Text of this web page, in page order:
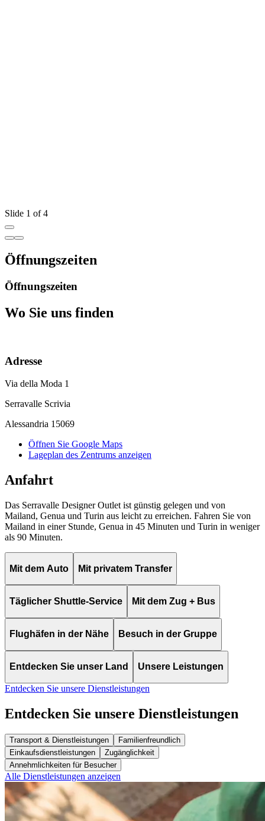
Slide 1 of 4
Öffnungszeiten
Öffnungszeiten
Wo Sie uns finden
Adresse
Via della Moda 1
Serravalle Scrivia
Alessandria 15069
Öffnen Sie Google Maps
Lageplan des Zentrums anzeigen
Anfahrt
Das Serravalle Designer Outlet ist günstig gelegen und von
Mailand, Genua und Turin aus leicht zu erreichen. Fahren Sie von
Mailand in einer Stunde, Genua in 45 Minuten und Turin in weniger
als 90 Minuten.
Mit dem Auto Mit privatem Transfer
Täglicher Shuttle-Service Mit dem Zug + Bus
Flughäfen in der Nähe Besuch in der Gruppe
Entdecken Sie unser Land Unsere Leistungen
Entdecken Sie unsere Dienstleistungen
Entdecken Sie unsere Dienstleistungen
Transport & Dienstleistungen
Familienfreundlich
Einkaufsdienstleistungen
Zugänglichkeit
Annehmlichkeiten für Besucher
Alle Dienstleistungen anzeigen